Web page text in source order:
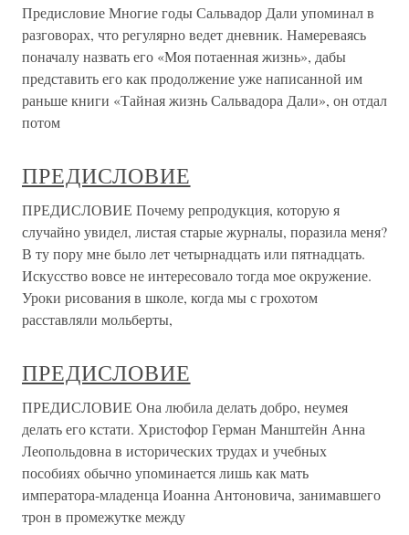
Предисловие Многие годы Сальвадор Дали упоминал в
разговорах, что регулярно ведет дневник. Намереваясь
поначалу назвать его «Моя потаенная жизнь», дабы
представить его как продолжение уже написанной им
раньше книги «Тайная жизнь Сальвадора Дали», он отдал
потом
ПРЕДИСЛОВИЕ
ПРЕДИСЛОВИЕ Почему репродукция, которую я
случайно увидел, листая старые журналы, поразила меня?
В ту пору мне было лет четырнадцать или пятнадцать.
Искусство вовсе не интересовало тогда мое окружение.
Уроки рисования в школе, когда мы с грохотом
расставляли мольберты,
ПРЕДИСЛОВИЕ
ПРЕДИСЛОВИЕ Она любила делать добро, неумея
делать его кстати. Христофор Герман Манштейн Анна
Леопольдовна в исторических трудах и учебных
пособиях обычно упоминается лишь как мать
императора-младенца Иоанна Антоновича, занимавшего
трон в промежутке между